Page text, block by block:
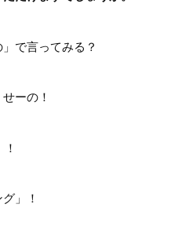
で言ってみる？
ーの！
」！